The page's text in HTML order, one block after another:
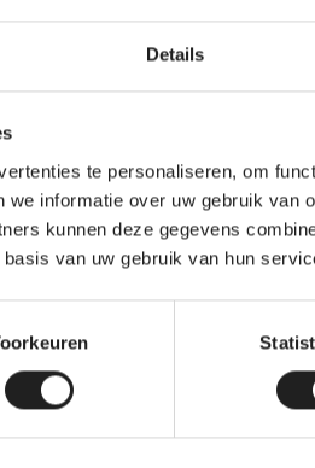
Details
te personaliseren, om
informatie over uw gebruik van
kunnen deze gegevens
van uw gebruik van hun
(T7) (5-dr MPV
gebruik: Thule ProBar Evo
lossen: Thule SlideBar Evo
Thule Kitset
EenThule Kitset
is specifiek
Daarmee zorg je dat de